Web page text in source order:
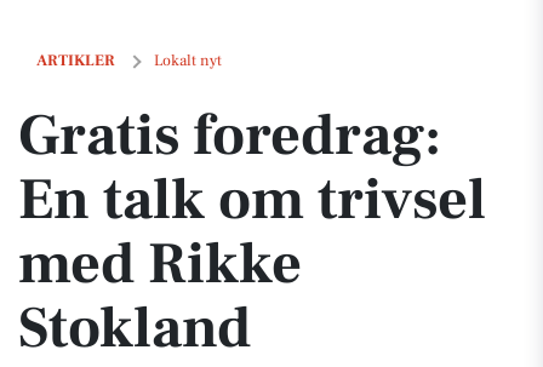
ARTIKLER Lokalt nyt
Gratis foredrag: En talk om trivsel med Rikke Stokland
Gratis foredrag:
En talk om trivsel
med Rikke
Stokland